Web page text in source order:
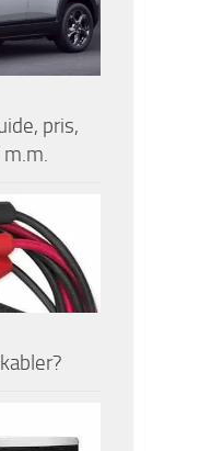
pris,